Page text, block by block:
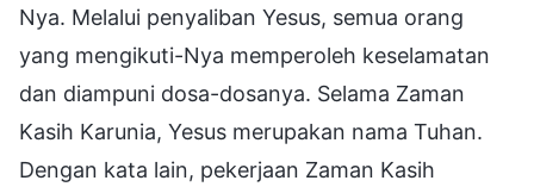
Nya. Melalui penyaliban Yesus, semua orang
yang mengikuti-Nya memperoleh keselamatan
dan diampuni dosa-dosanya. Selama Zaman
Kasih Karunia, Yesus merupakan nama Tuhan.
Dengan kata lain, pekerjaan Zaman Kasih